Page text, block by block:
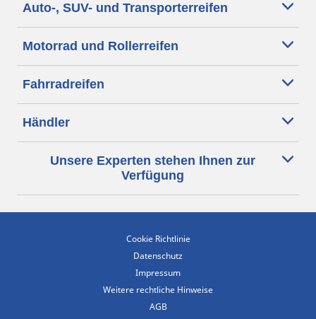
Auto-, SUV- und Transporterreifen
Motorrad und Rollerreifen
Fahrradreifen
Händler
Unsere Experten stehen Ihnen zur
Verfügung
Cookie Richtlinie
Datenschutz
Impressum
Weitere rechtliche Hinweise
AGB